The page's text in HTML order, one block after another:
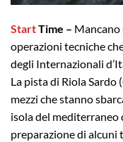
StartTime – Mancano
operazioni tecniche
degli Internazionali
La pista di Riola Sardo
mezzi che stanno
isola del mediterraneo
preparazione di